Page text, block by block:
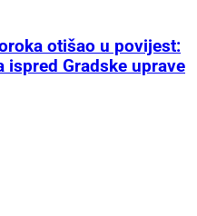
otišao u povijest:
ispred Gradske uprave